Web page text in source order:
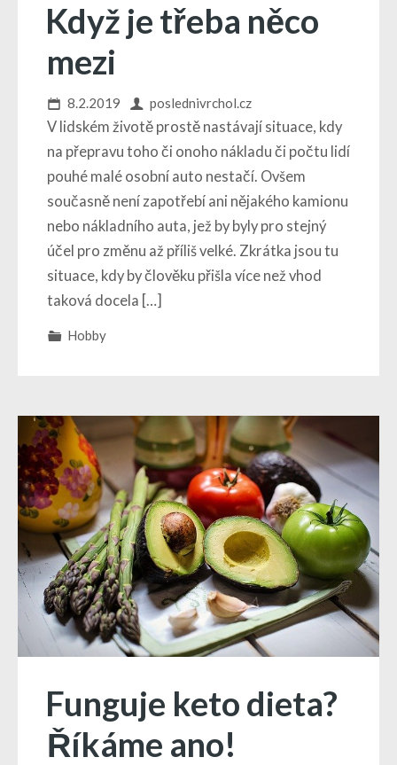
Když je třeba něco
mezi
8.2.2019 poslednivrchol.cz
V lidském životě prostě nastávají situace, kdy
na přepravu toho či onoho nákladu či počtu lidí
pouhé malé osobní auto nestačí. Ovšem
současně není zapotřebí ani nějakého kamionu
nebo nákladního auta, jež by byly pro stejný
účel pro změnu až příliš velké. Zkrátka jsou tu
situace, kdy by člověku přišla více než vhod
taková docela […]
Hobby
Funguje keto dieta?
Říkáme ano!